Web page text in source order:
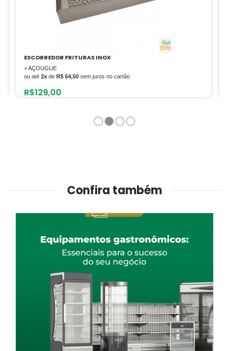
ESPREMEDOR DE SUCO POWER JL COLOMBO
+ AÇOUGUE
ou até6xdeR$ 52,50sem juros no cartão
R$315,00
1 2 3 4
Confira também